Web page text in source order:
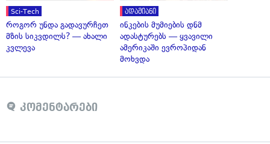
Sci-Tech
როგორ უნდა გადავურჩეთ
მზის სიკვდილს? — ახალი
კვლევა
ადამიანი
ინკების მუმიების დნმ
ადასტურებს — ყვავილი
ამერიკაში ევროპიდან
მოხვდა
კომენტარები